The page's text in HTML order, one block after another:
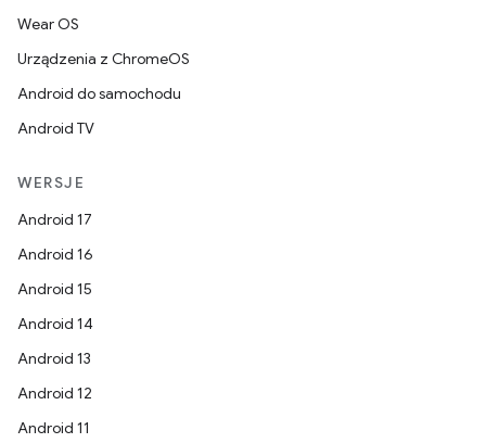
Wear OS
Urządzenia z ChromeOS
Android do samochodu
Android TV
WERSJE
Android 17
Android 16
Android 15
Android 14
Android 13
Android 12
Android 11